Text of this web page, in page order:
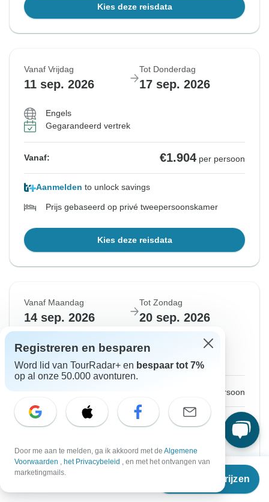
Vanaf
Reisdata & prijzen
Kies deze reisdata
Vanaf Vrijdag
11 sep. 2026
Tot Donderdag
17 sep. 2026
Engels
Gegarandeerd vertrek
Vanaf: €1.904 per persoon
Aanmelden to unlock savings
Prijs gebaseerd op privé tweepersoonskamer
Kies deze reisdata
Vanaf Maandag
14 sep. 2026
Tot Zondag
20 sep. 2026
Engels
Gegarandeerd vertrek
per persoon
Aanmelden to unlock savings
Registreren en besparen
Word lid van TourRadar+ en bespaar tot 7%
op al onze 50.000 avonturen.
Door me aan te melden, ga ik akkoord met de Algemene
Voorwaarden , het Privacybeleid , en met het ontvangen van
marketingmails.